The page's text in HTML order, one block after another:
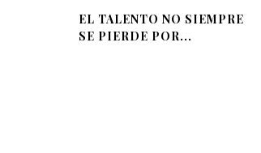
EL TALENTO NO SIEMPRE
SE PIERDE POR...